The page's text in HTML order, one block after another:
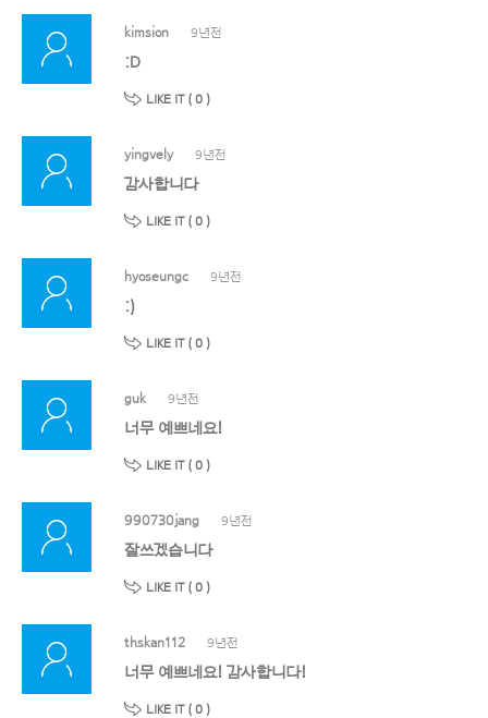
kimsion 9년전
:D
LIKE IT ( 0 )
yingvely 9년전
감사합니다
LIKE IT ( 0 )
hyoseungc 9년전
:)
LIKE IT ( 0 )
guk 9년전
너무 예쁘네요!
LIKE IT ( 0 )
990730jang 9년전
잘쓰겠습니다
LIKE IT ( 0 )
thskan112 9년전
너무 예쁘네요! 감사합니다!
LIKE IT ( 0 )